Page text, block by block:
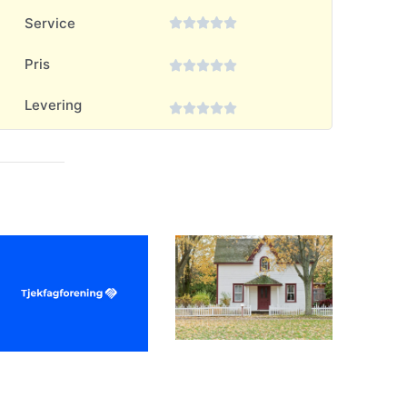
Service
Pris
Levering


